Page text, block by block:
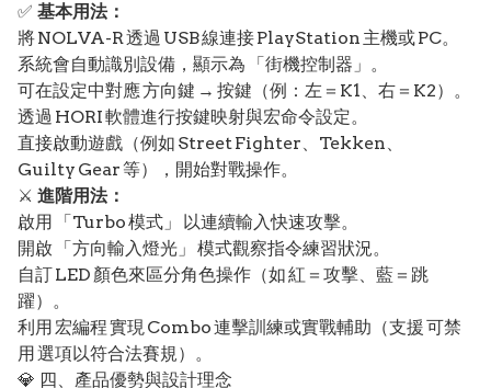
✅ 基本用法：
將 NOLVA-R 透過 USB 線連接 PlayStation 主機或 PC。
系統會自動識別設備，顯示為 「街機控制器」。
可在設定中對應 方向鍵 → 按鍵（例：左＝K1、右＝K2）。
透過 HORI 軟體進行按鍵映射與宏命令設定。
直接啟動遊戲（例如 Street Fighter、Tekken、
Guilty Gear 等），開始對戰操作。
⚔️ 進階用法：
啟用 「Turbo 模式」 以連續輸入快速攻擊。
開啟 「方向輸入燈光」 模式觀察指令練習狀況。
自訂 LED 顏色來區分角色操作（如 紅＝攻擊、藍＝跳
躍）。
利用 宏編程 實現 Combo 連擊訓練或實戰輔助（支援 可禁
用 選項以符合法賽規）。
💎 四、產品優勢與設計理念